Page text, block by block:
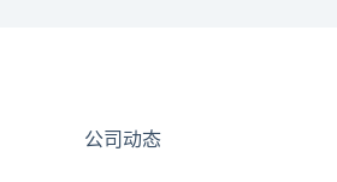
公司动态